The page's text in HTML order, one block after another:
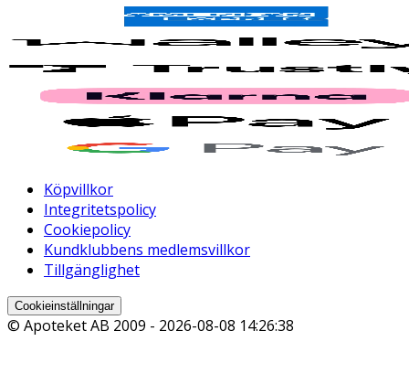
Köpvillkor
Integritetspolicy
Cookiepolicy
Kundklubbens medlemsvillkor
Tillgänglighet
Cookieinställningar
© Apoteket AB 2009 - 2026-08-08 14:26:38